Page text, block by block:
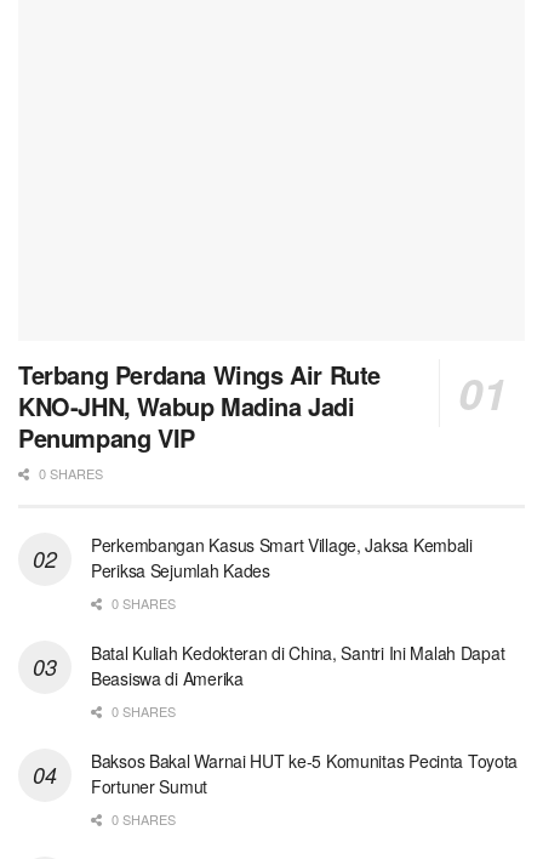
Terbang Perdana Wings Air Rute
KNO-JHN, Wabup Madina Jadi
Penumpang VIP
0 SHARES
Perkembangan Kasus Smart Village, Jaksa Kembali
Periksa Sejumlah Kades
0 SHARES
Batal Kuliah Kedokteran di China, Santri Ini Malah Dapat
Beasiswa di Amerika
0 SHARES
Baksos Bakal Warnai HUT ke-5 Komunitas Pecinta Toyota
Fortuner Sumut
0 SHARES